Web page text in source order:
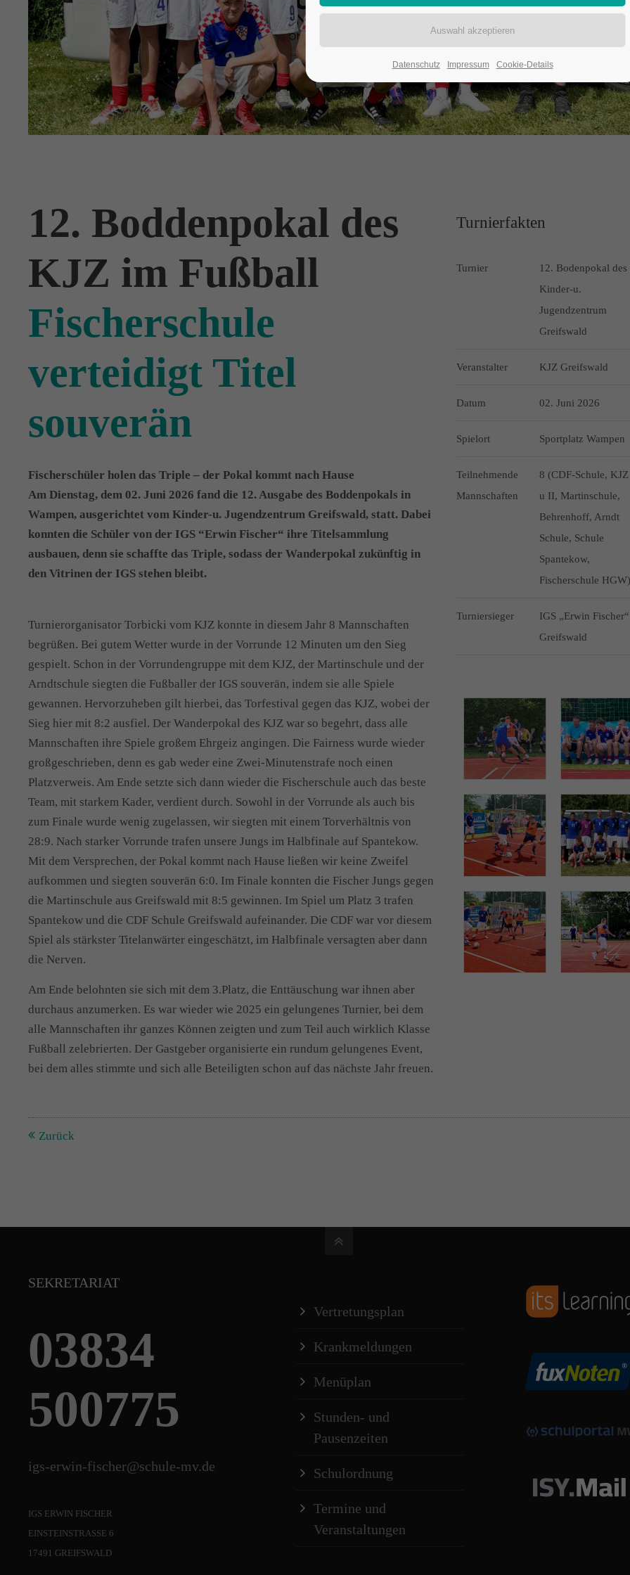
12. Boddenpokal des
KJZ im Fußball
Fischerschule
verteidigt Titel
souverän
Fischerschüler holen das Triple – der Pokal kommt nach Hause
Am Dienstag, dem 02. Juni 2026 fand die 12. Ausgabe des Boddenpokals in
Wampen, ausgerichtet vom Kinder-u. Jugendzentrum Greifswald, statt. Dabei
konnten die Schüler von der IGS “Erwin Fischer“ ihre Titelsammlung
ausbauen, denn sie schaffte das Triple, sodass der Wanderpokal zukünftig in
den Vitrinen der IGS stehen bleibt.
Turnierorganisator Torbicki vom KJZ konnte in diesem Jahr 8 Mannschaften
begrüßen. Bei gutem Wetter wurde in der Vorrunde 12 Minuten um den Sieg
gespielt. Schon in der Vorrundengruppe mit dem KJZ, der Martinschule und der
Arndtschule siegten die Fußballer der IGS souverän, indem sie alle Spiele
gewannen. Hervorzuheben gilt hierbei, das Torfestival gegen das KJZ, wobei der
Sieg hier mit 8:2 ausfiel. Der Wanderpokal des KJZ war so begehrt, dass alle
Mannschaften ihre Spiele großem Ehrgeiz angingen. Die Fairness wurde wieder
großgeschrieben, denn es gab weder eine Zwei-Minutenstrafe noch einen
Platzverweis. Am Ende setzte sich dann wieder die Fischerschule auch das beste
Team, mit starkem Kader, verdient durch. Sowohl in der Vorrunde als auch bis
zum Finale wurde wenig zugelassen, wir siegten mit einem Torverhältnis von
28:9. Nach starker Vorrunde trafen unsere Jungs im Halbfinale auf Spantekow.
Mit dem Versprechen, der Pokal kommt nach Hause ließen wir keine Zweifel
aufkommen und siegten souverän 6:0. Im Finale konnten die Fischer Jungs gegen
die Martinschule aus Greifswald mit 8:5 gewinnen. Im Spiel um Platz 3 trafen
Spantekow und die CDF Schule Greifswald aufeinander. Die CDF war vor diesem
Spiel als stärkster Titelanwärter eingeschätzt, im Halbfinale versagten aber dann
die Nerven.
Am Ende belohnten sie sich mit dem 3.Platz, die Enttäuschung war ihnen aber
durchaus anzumerken. Es war wieder wie 2025 ein gelungenes Turnier, bei dem
alle Mannschaften ihr ganzes Können zeigten und zum Teil auch wirklich Klasse
Fußball zelebrierten. Der Gastgeber organisierte ein rundum gelungenes Event,
bei dem alles stimmte und sich alle Beteiligten schon auf das nächste Jahr freuen.
Turnierfakten
Turnier
12. Bodenpokal des
Kinder-u.
Jugendzentrum
Greifswald
Veranstalter KJZ Greifswald
Datum 02. Juni 2026
Spielort Sportplatz Wampen
Teilnehmende
Mannschaften
8 (CDF-Schule,
u II, Martinschule,
Behrenhoff, Arndt
Schule, Schule
Spantekow,
Fischerschule
Turniersieger
IGS „Erwin Fischer“
Greifswald
Zurück
SEKRETARIAT
03834
500775
igs-erwin-fischer@schule-mv.de
IGS ERWIN FISCHER
EINSTEINSTRASSE 6
17491 GREIFSWALD
Vertretungsplan
Krankmeldungen
Menüplan
Stunden- und
Pausenzeiten
Schulordnung
Termine und
Veranstaltungen
Datenschutz Impressum Cookie-Details